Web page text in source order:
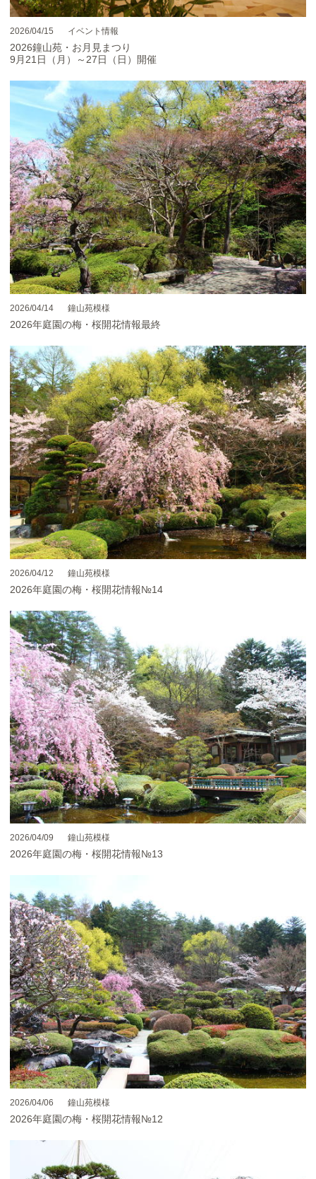
2026/04/15 イベント情報
2026鐘山苑・お月見まつり
9月21日（月）～27日（日）開催
2026/04/14 鐘山苑模様
2026年庭園の梅・桜開花情報最終
2026/04/12 鐘山苑模様
2026年庭園の梅・桜開花情報№14
2026/04/09 鐘山苑模様
2026年庭園の梅・桜開花情報№13
2026/04/06 鐘山苑模様
2026年庭園の梅・桜開花情報№12